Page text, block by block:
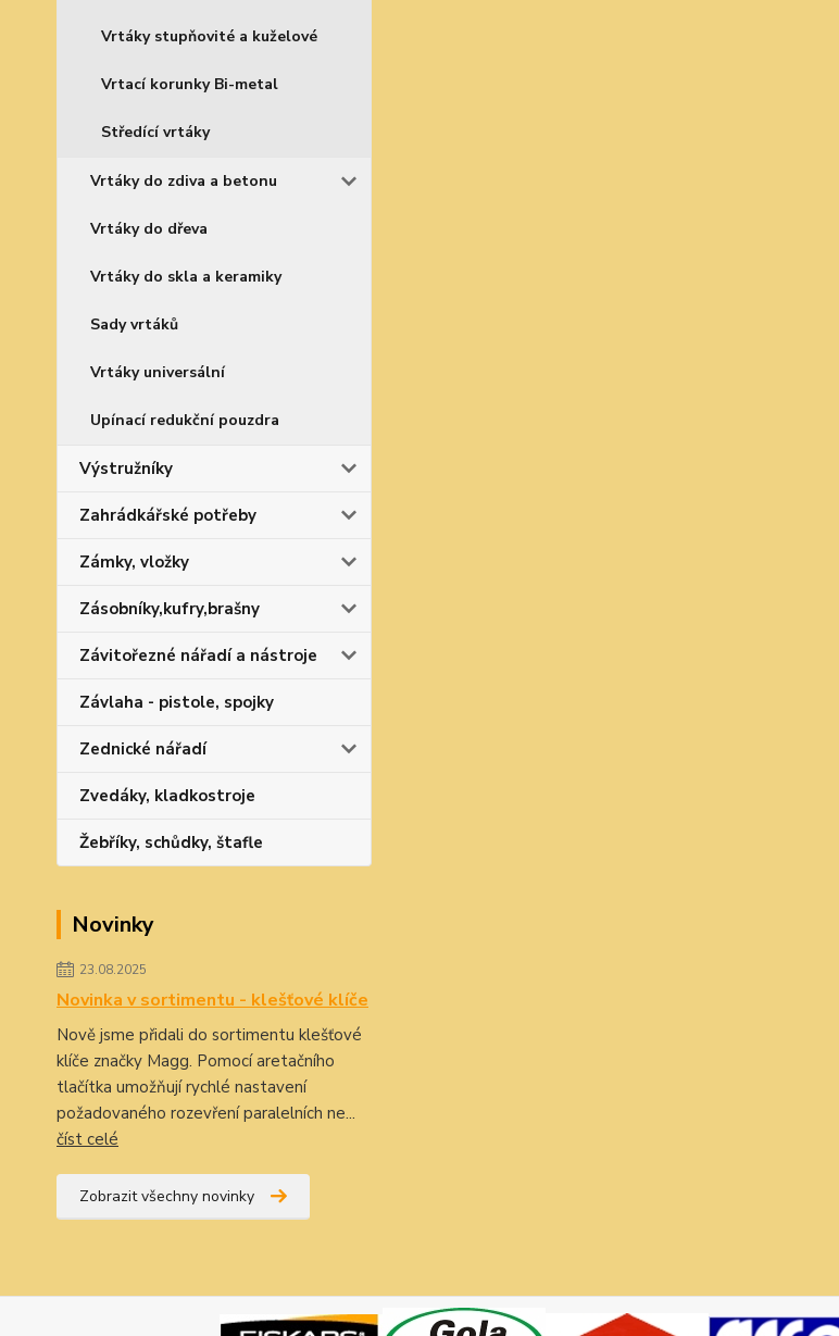
Vrtáky stupňovité a kuželové
Vrtací korunky Bi-metal
Středící vrtáky
Vrtáky do zdiva a betonu
Vrtáky do dřeva
Vrtáky do skla a keramiky
Sady vrtáků
Vrtáky universální
Upínací redukční pouzdra
Výstružníky
Zahrádkářské potřeby
Zámky, vložky
Zásobníky,kufry,brašny
Závitořezné nářadí a nástroje
Závlaha - pistole, spojky
Zednické nářadí
Zvedáky, kladkostroje
Žebříky, schůdky, štafle
Novinky
23.08.2025
Novinka v sortimentu - klešťové klíče
Nově jsme přidali do sortimentu klešťové
klíče značky Magg. Pomocí aretačního
tlačítka umožňují rychlé nastavení
požadovaného rozevření paralelních ne...
číst celé
Zobrazit všechny novinky